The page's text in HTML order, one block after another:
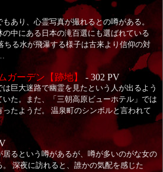
あり、心霊写真が撮れるとの噂がある。
中にある日本の滝百選にも選ばれている
ちる水が飛瀑する様子は古来より信仰の対
ガーデン【跡地】 - 302 PV
巨大迷路で幽霊を見たという人が出るよう
た。また、「三朝高原ビューホテル」では
たようだ。 温泉町のシンボルと言われて
るという噂があるが、噂が多いのがな女の
深夜に訪れると、誰かの気配を感じた